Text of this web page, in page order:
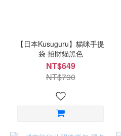
【日本Kusuguru】貓咪手提
袋 招財貓黑色
NT$649
NT$790